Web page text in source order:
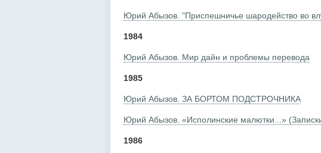
Юрий Абызов. "Приспешничье шародейство во
1984
Юрий Абызов. Мир дайн и проблемы перевода
1985
Юрий Абызов. ЗА БОРТОМ ПОДСТРОЧНИКА
Юрий Абызов. «Исполинские малютки...»
1986